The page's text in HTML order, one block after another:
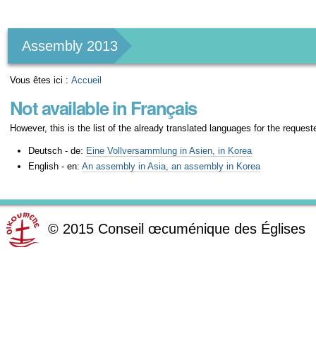
personnels
Assembly 2013
Vous êtes ici : Accueil
Not available in Français
However, this is the list of the already translated languages for the
Deutsch - de: Eine Vollversammlung in Asien, in Korea
English - en: An assembly in Asia, an assembly in Korea
© 2015 Conseil œcuménique des Églises